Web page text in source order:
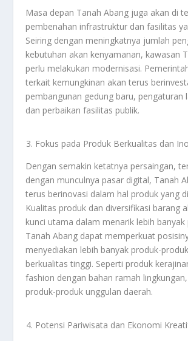
Masa depan Tanah Abang juga akan di
pembenahan infrastruktur dan fasilitas
Seiring dengan meningkatnya jumlah
kebutuhan akan kenyamanan, kawasan
perlu melakukan modernisasi.
terkait kemungkinan akan terus
pembangunan gedung baru, pengaturan
dan perbaikan fasilitas publik.
Fokus pada Produk Berkualitas dan
Dengan semakin ketatnya persaingan,
dengan munculnya pasar digital, Tanah
terus berinovasi dalam hal produk yang
Kualitas produk dan diversifikasi barang
kunci utama dalam menarik lebih banyak
Tanah Abang dapat memperkuat
menyediakan lebih banyak produk-
berkualitas tinggi. Seperti produk
fashion dengan bahan ramah
produk-produk unggulan daerah.
Potensi Pariwisata dan Ekonomi